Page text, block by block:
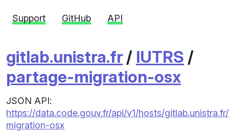
Support GitHub API
gitlab.unistra.fr / IUTRS /
partage-migration-osx
JSON API:
https://data.code.gouv.fr/api/v1/hosts/
migration-osx